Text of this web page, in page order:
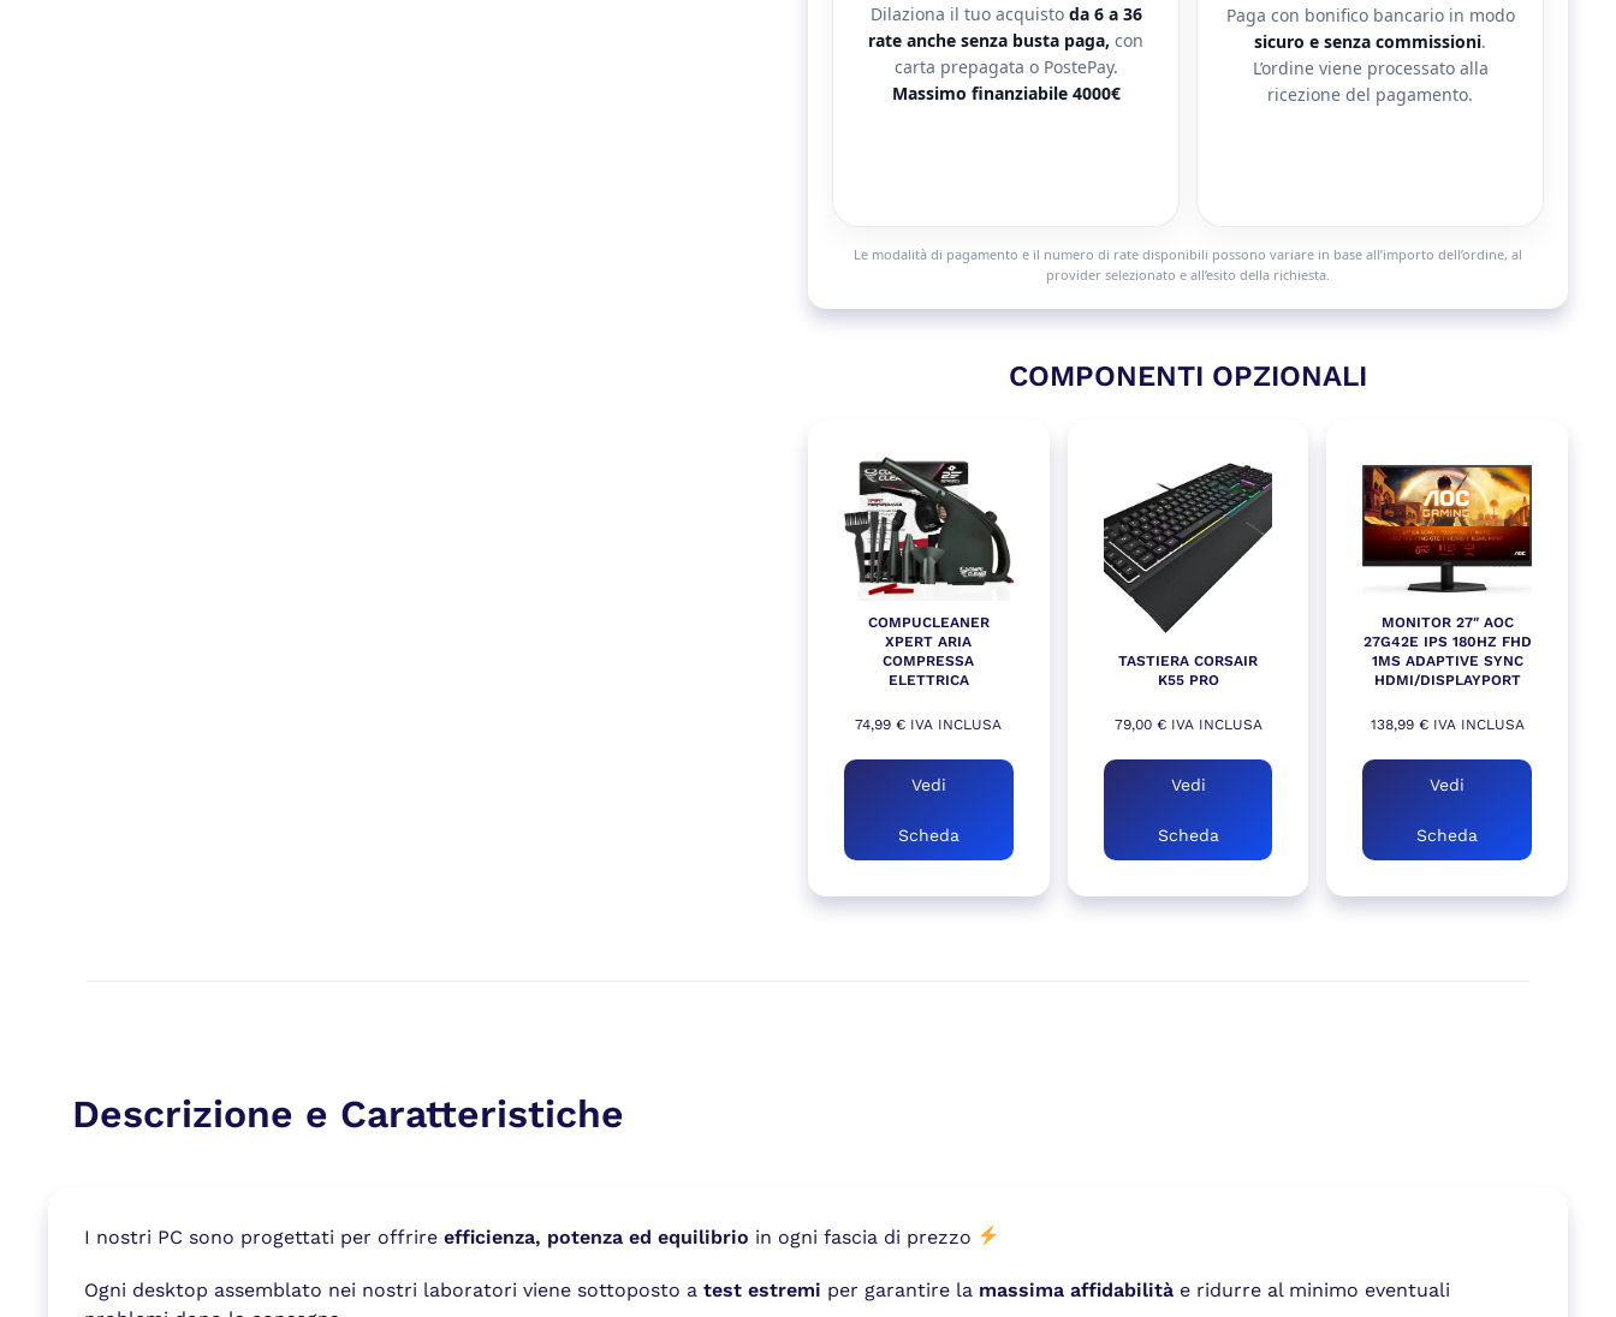
Dilaziona il tuo acquisto da 6 a 36
rate anche senza busta paga, con
carta prepagata o PostePay.
Massimo finanziabile 4000€
Paga con bonifico bancario in modo
sicuro e senza commissioni.
L’ordine viene processato alla
ricezione del pagamento.
Le modalità di pagamento e il numero di rate disponibili possono variare in base all’importo dell’ordine, al
provider selezionato e all’esito della richiesta.
COMPONENTI OPZIONALI
COMPUCLEANER
XPERT ARIA
COMPRESSA
ELETTRICA
74,99€ IVA INCLUSA
Vedi
Scheda
TASTIERA CORSAIR
K55 PRO
79,00 €IVA INCLUSA
Vedi
Scheda
MONITOR 27″ AOC
27G42E IPS 180HZ FHD
1MS ADAPTIVE SYNC
HDMI/DISPLAYPORT
138,99 €IVA INCLUSA
Vedi
Scheda
Descrizione e Caratteristiche
I nostri PC sono progettati per offrire efficienza, potenza ed equilibrio in ogni fascia di prezzo
Ogni desktop assemblato nei nostri laboratori viene sottoposto a test estremi per garantire la massima affidabilità e ridurre al minimo eventuali